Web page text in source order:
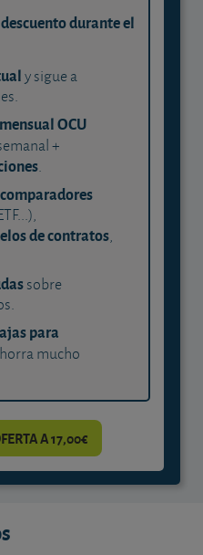
durante el
y sigue a
OCU
+
.
comparadores
de contratos,
sobre
para
mucho
A 17,00€